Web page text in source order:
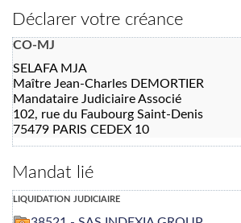
Déclarer votre créance
CO-MJ
SELAFA MJA
Maître Jean-Charles DEMORTIER
Mandataire Judiciaire Associé
102, rue du Faubourg Saint-Denis
75479 PARIS CEDEX 10
Mandat lié
liquidation judiciaire